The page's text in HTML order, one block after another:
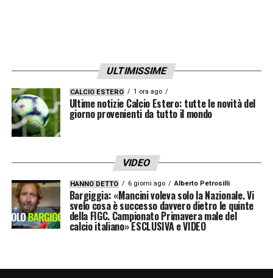
ULTIMISSIME
CALCIO ESTERO 1 ora ago
Ultime notizie Calcio Estero: tutte le novità del
giorno provenienti da tutto il mondo
VIDEO
HANNO DETTO 6 giorni ago Alberto Petrosilli
Bargiggia: «Mancini voleva solo la Nazionale. Vi
svelo cosa è successo davvero dietro le quinte
della FIGC. Campionato Primavera male del
calcio italiano» ESCLUSIVA e VIDEO